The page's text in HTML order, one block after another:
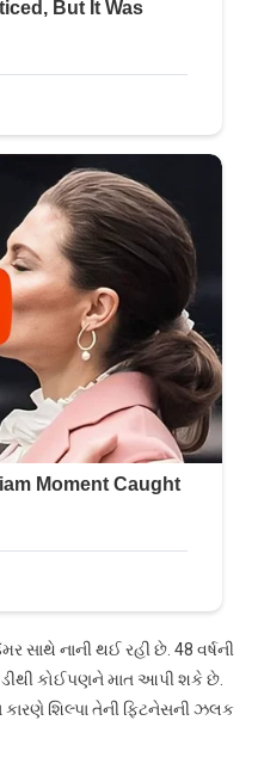
સાથે નાની થઈ રહી છે. 48 વર્ષની
કોઈપણને માત આપી શકે છે.
કારણે શિલ્પા તેની ફિટનેસની ઝલક